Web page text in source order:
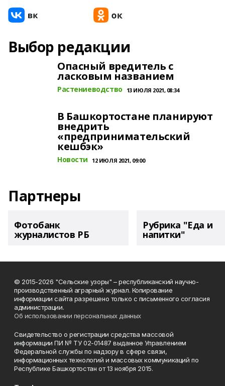
Выбор редакции
Опасный вредитель с
ласковым названием
Растениеводство 13 ИЮЛЯ 2021, 08:34
В Башкортостане планируют
внедрить
«предпринимательский
кешбэк»
Новости 12 ИЮЛЯ 2021, 09:00
Партнеры
Фотобанк
журналистов РБ
Рубрика "Еда и
напитки"
© 2015-2026 "Сельские узоры" – республиканский научно-
производственный аграрный журнал. Копирование
информации сайта разрешено только с письменного согласия
администрации.
Об использовании персональных данных
Свидетельство о регистрации средства массовой
информации ПИ № ТУ 02-01487 выданное Управлением
Федеральной службы по надзору в сфере связи,
информационных технологий и массовых коммуникаций по
Республике Башкортостан от 13 ноября 2015.